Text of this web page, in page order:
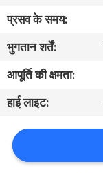
गुणवत्ता
नियंत्रण
COMPANY
NEWS
साइटमैप
प्रसव के समय:
भुगतान शर्तें:
आपूर्ति की क्षमता:
हाई लाइट: